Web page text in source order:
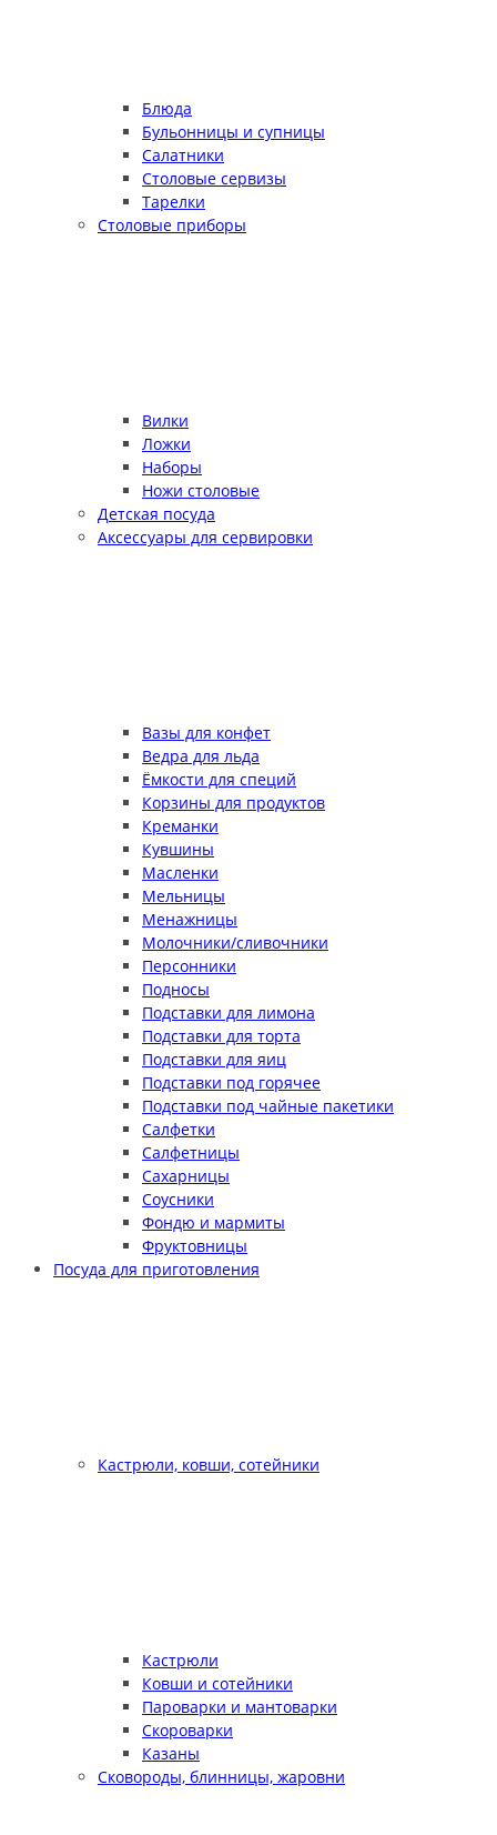
Блюда
Бульонницы и супницы
Салатники
Столовые сервизы
Тарелки
Столовые приборы
Вилки
Ложки
Наборы
Ножи столовые
Детская посуда
Аксессуары для сервировки
Вазы для конфет
Ведра для льда
Ёмкости для специй
Корзины для продуктов
Креманки
Кувшины
Масленки
Мельницы
Менажницы
Молочники/сливочники
Персонники
Подносы
Подставки для лимона
Подставки для торта
Подставки для яиц
Подставки под горячее
Подставки под чайные пакетики
Салфетки
Салфетницы
Сахарницы
Соусники
Фондю и мармиты
Фруктовницы
Посуда для приготовления
Кастрюли, ковши, сотейники
Кастрюли
Ковши и сотейники
Пароварки и мантоварки
Скороварки
Казаны
Сковороды, блинницы, жаровни